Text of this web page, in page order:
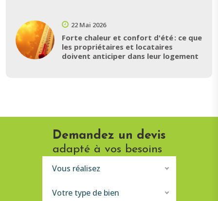
22 Mai 2026
Forte chaleur et confort d'été : ce que
les propriétaires et locataires
doivent anticiper dans leur logement
Demandez un devis
adapté à vos besoins
Vous réalisez
Votre type de bien